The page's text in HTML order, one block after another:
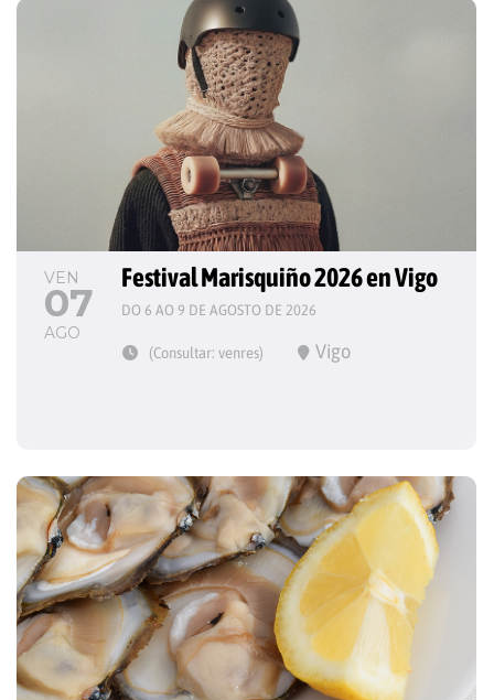
VEN
07
AGO
Festival Marisquiño 2026 en Vigo
DO 6 AO 9 DE AGOSTO DE 2026
(Consultar: venres) Vigo